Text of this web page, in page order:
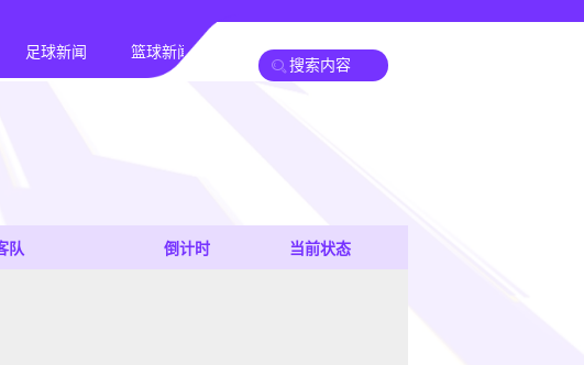
足球新闻 篮球新闻
队 倒计时 当前状态